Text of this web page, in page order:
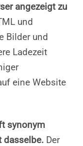
angezeigt zu
und
Bilder und
Ladezeit
eine Website
synonym
dasselbe. Der